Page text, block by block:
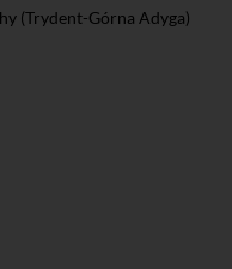
(Trydent-Górna Adyga)